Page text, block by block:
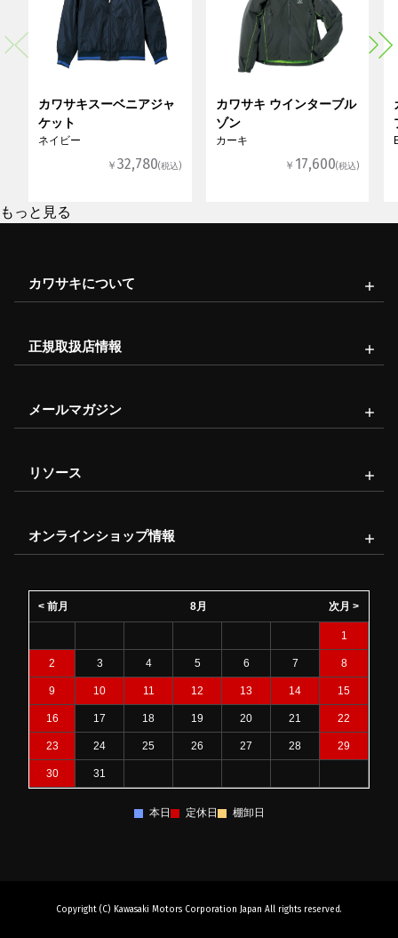
カワサキスーベニアジャ
ケット
ネイビー
￥32,780(税込)
カワサキ ウインターブル
ゾン
カーキ
￥ 17,600(税込)
もっと見る
カワサキについて
正規取扱店情報
メールマガジン
リソース
オンラインショップ情報
8月
< 前月 次月 >
1
2 3 4 5 6 7 8
9 10 11 12 13 14 15
16 17 18 19 20 21 22
23 24 25 26 27 28 29
30 31
本日 定休日 棚卸日
Copyright (C) Kawasaki Motors Corporation Japan All rights reserved.